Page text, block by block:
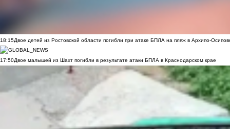
18:15Двое детей из Ростовской области погибли при атаке БПЛА на пляж в Архипо-
17:50Двое малышей из Шахт погибли в результате атаки БПЛА в Краснодарском крае